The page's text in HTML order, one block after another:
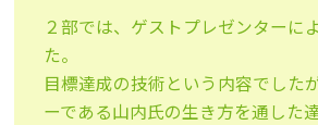
２部では、ゲストプレゼンターに
た。
目標達成の技術という内容でした
ーである山内氏の生き方を通した